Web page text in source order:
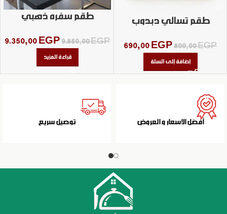
طقم تسالي دبدوب
800,00EGP
690,00 EGP
إضافة إلى السلة
طقم سفره ذهبي
9.850,00EGP
9.350,00 EGP
قراءة المزيد
أفضل الاسعار و العروض توصيل سريع